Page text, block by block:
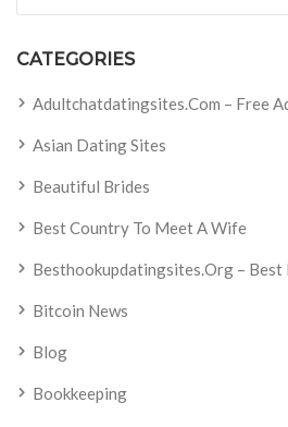
CATEGORIES
Adultchatdatingsites.com – Free
Asian Dating Sites
Beautiful Brides
Best Country To Meet A Wife
Besthookupdatingsites.org – Best
Bitcoin News
Blog
Bookkeeping